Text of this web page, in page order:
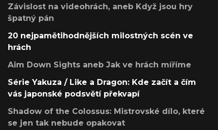
Závislost na videohrách, aneb Když jsou hry
špatný pán
20 nejpamětihodnějších milostných scén ve
hrách
Aim Down Sights aneb Jak ve hrách míříme
Série Yakuza / Like a Dragon: Kde začít a čím
vás japonské podsvětí překvapí
Shadow of the Colossus: Mistrovské dílo, které
se jen tak nebude opakovat